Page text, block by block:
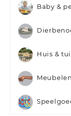
Baby &
Huis &
Meubelen